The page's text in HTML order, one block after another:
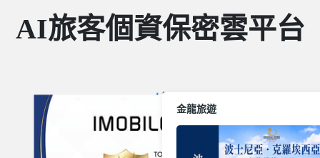
AI旅客個資保密雲平台
金龍旅遊